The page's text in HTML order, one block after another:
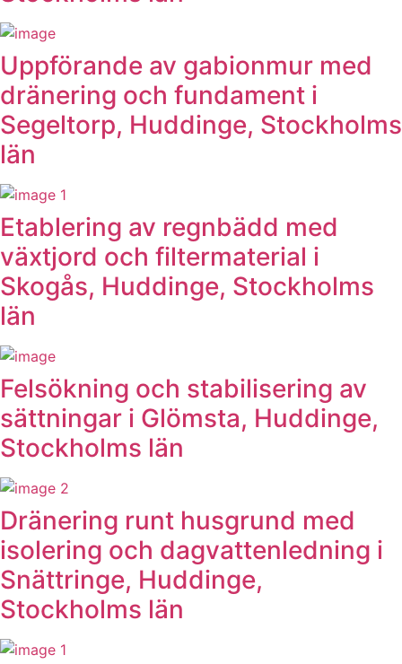
Uppförande av gabionmur med
dränering och fundament i
Segeltorp, Huddinge, Stockholms
län
Etablering av regnbädd med
växtjord och filtermaterial i
Skogås, Huddinge, Stockholms
län
Felsökning och stabilisering av
sättningar i Glömsta, Huddinge,
Stockholms län
Dränering runt husgrund med
isolering och dagvattenledning i
Snättringe, Huddinge,
Stockholms län